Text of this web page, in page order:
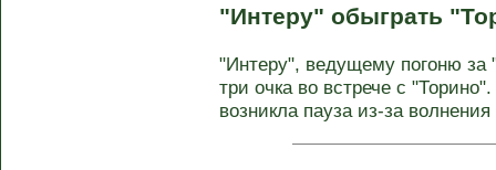
"Интеру" обыграть
"Интеру", ведущему погоню
три очка во встрече с
возникла пауза из-за волнения